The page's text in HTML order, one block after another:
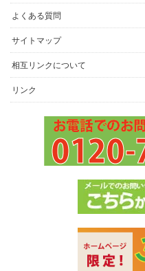
よくある質問
サイトマップ
相互リンクについて
リンク